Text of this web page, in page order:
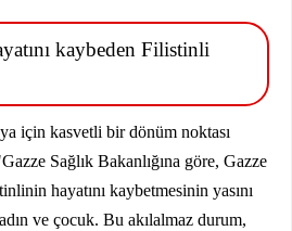
kaybeden Filistinli
için kasvetli bir dönüm noktası
Sağlık Bakanlığına göre, Gazze
hayatını kaybetmesinin yasını
ve çocuk. Bu akılalmaz durum,